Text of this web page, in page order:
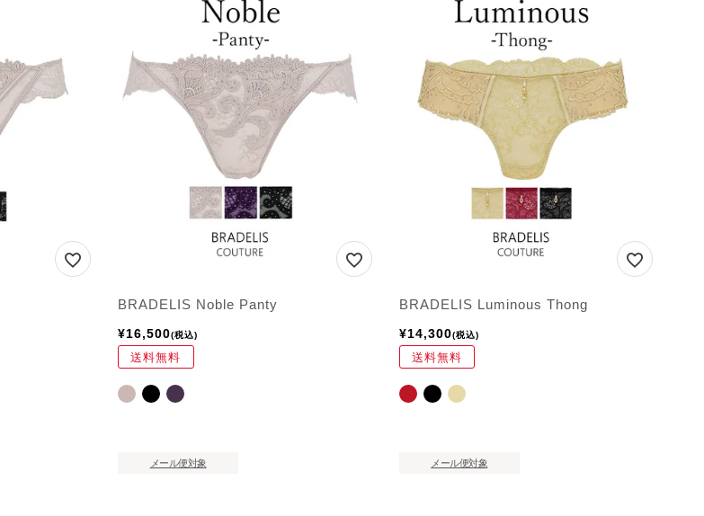
BRADELIS Noble Panty
¥16,500 税込
送料無料
メール便対象
BRADELIS Luminous Thong
¥14,300 税込
送料無料
メール便対象